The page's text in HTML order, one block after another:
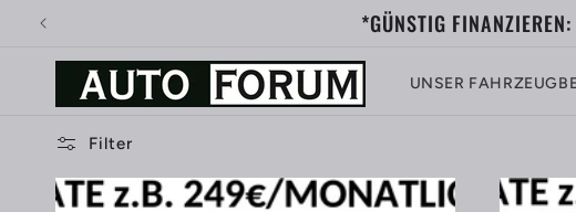
zum
Auf Wunsch
UNSER
Filter